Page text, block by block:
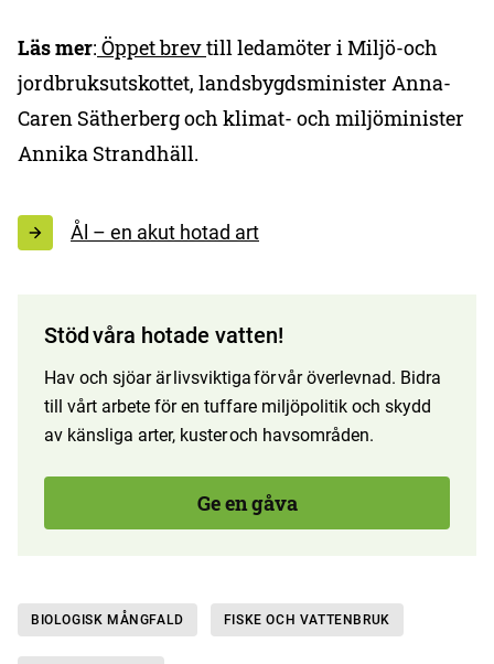
Läs mer: Öppet brevtill ledamöter i Miljö-och
jordbruksutskottet, landsbygdsminister Anna-
Caren Sätherberg och klimat- och miljöminister
Annika Strandhäll.
Ål – en akut hotad art
Stöd våra hotade vatten!
Hav och sjöar är livsviktiga för vår överlevnad. Bidra
till vårt arbete för en tuffare miljöpolitik och skydd
av känsliga arter, kuster och havsområden.
Ge en gåva
BIOLOGISK MÅNGFALD FISKE OCH VATTENBRUK